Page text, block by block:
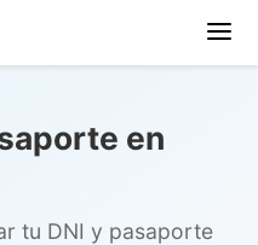
en
tu DNI y pasaporte